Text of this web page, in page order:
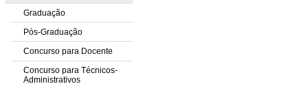
Graduação
Pós-Graduação
Concurso para Docente
Concurso para Técnicos-
Administrativos